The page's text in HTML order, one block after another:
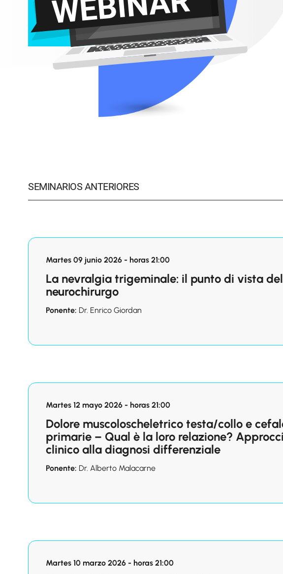
SEMINARIOS ANTERIORES
Martes 09 junio 2026 - horas 21:00
La nevralgia trigeminale: il punto di vista del
neurochirurgo
Ponente: Dr. Enrico Giordan
Martes 12 mayo 2026 - horas 21:00
Dolore muscoloscheletrico testa/collo e
primarie – Qual è la loro relazione?
clinico alla diagnosi differenziale
Ponente: Dr. Alberto Malacarne
Martes 10 marzo 2026 - horas 21:00